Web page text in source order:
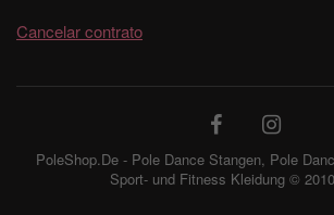
Cancelar contrato
PoleShop.De - Pole Dance Stangen, Pole
Sport- und Fitness Kleidung ©